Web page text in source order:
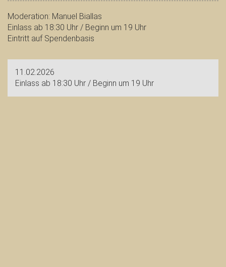
Moderation: Manuel Biallas
Einlass ab 18:30 Uhr / Beginn um 19 Uhr
Eintritt auf Spendenbasis
11.02.2026
Einlass ab 18:30 Uhr / Beginn um 19 Uhr